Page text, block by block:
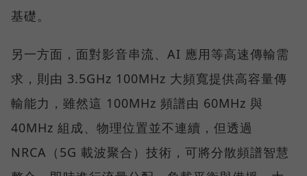
基礎。
另一方面，面對影音串流、AI 應用等高速傳輸需
求，則由 3.5GHz 100MHz 大頻寬提供高容量傳
輸能力，雖然這 100MHz 頻譜由 60MHz 與
40MHz 組成、物理位置並不連續，但透過
NRCA（5G 載波聚合）技術，可將分散頻譜智慧